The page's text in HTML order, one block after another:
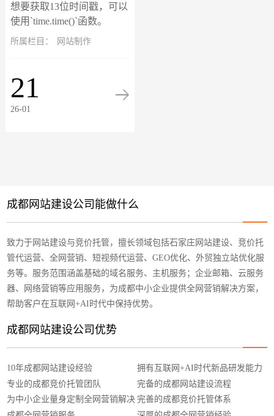
想要获取13位时间戳，可以
使用`time.time()`函数。
`time.time()`函数返回当前时
取13位...
所属栏目： 网站制作
21
26-01
成都网站建设公司能做什么
致力于网站建设与竞价托管，擅长领域包括石家庄网站建设、竞价托
管代运营、全网营销、短视频代运营、GEO优化、外贸独立站优化服
务等。服务范围涵盖基础的域名服务、主机服务；企业邮箱、云服务
器、网络营销等应用服务，为成都中小企业提供全网营销解决方案，
帮助客户在互联网+AI时代中保持优势。
成都网站建设公司优势
10年成都网站建设经验
专业的成都竞价托管团队
为中小企业量身定制全网营销解决
拥有互联网+AI时代新品研发能力
完备的成都网站建设流程
完善的成都竞价托管体系